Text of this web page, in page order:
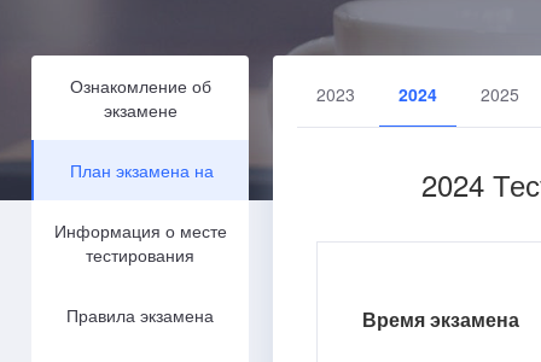
Ознакомление об
экзамене
План экзамена на
Информация о месте
тестирования
Правила экзамена
2023 2024 2025
2024
Время экзамена